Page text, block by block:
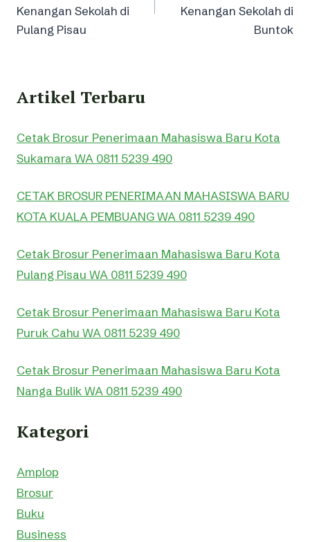
Kenangan Sekolah di
Pulang Pisau
Kenangan Sekolah di
Buntok
Artikel Terbaru
Cetak Brosur Penerimaan Mahasiswa Baru Kota
Sukamara WA 0811 5239 490
CETAK BROSUR PENERIMAAN MAHASISWA BARU
KOTA KUALA PEMBUANG WA 0811 5239 490
Cetak Brosur Penerimaan Mahasiswa Baru Kota
Pulang Pisau WA 0811 5239 490
Cetak Brosur Penerimaan Mahasiswa Baru Kota
Puruk Cahu WA 0811 5239 490
Cetak Brosur Penerimaan Mahasiswa Baru Kota
Nanga Bulik WA 0811 5239 490
Kategori
Amplop
Brosur
Buku
Business